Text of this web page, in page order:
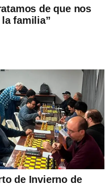
de que nos
familia”
de Invierno de